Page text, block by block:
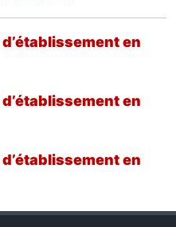
en
en
en